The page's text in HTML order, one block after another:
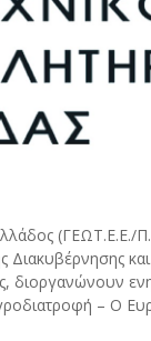
(ΓΕΩΤ.Ε.Ε./
Διακυβέρνησης
διοργανώνουν
– Ο